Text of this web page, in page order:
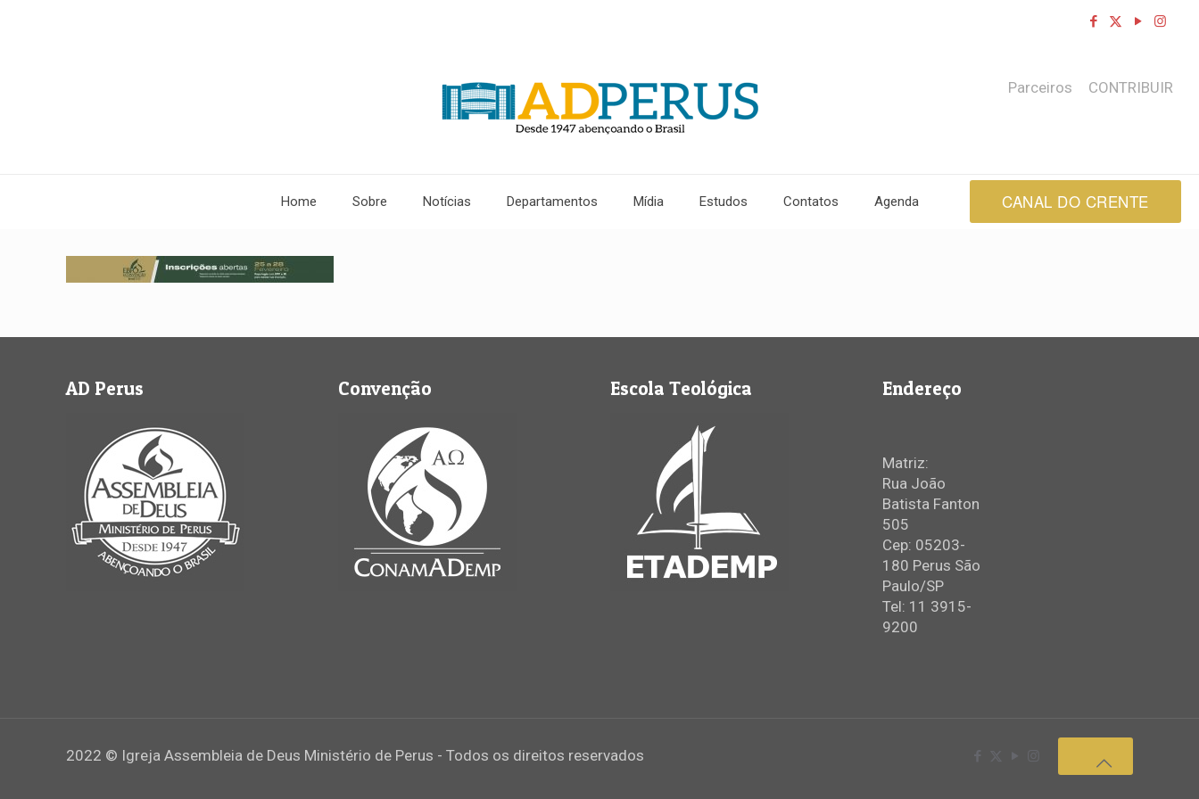
Home Sobre Notícias Departamentos Mídia Estudos Contatos Agenda
Parceiros CONTRIBUIR
CANAL DO CRENTE
AD Perus Convenção Escola Teológica Endereço
Matriz:
Rua João
Batista Fanton
505
Cep: 05203-
180 Perus São
Paulo/SP
Tel: 11 3915-
9200
2022 © Igreja Assembleia de Deus Ministério de Perus - Todos os direitos reservados